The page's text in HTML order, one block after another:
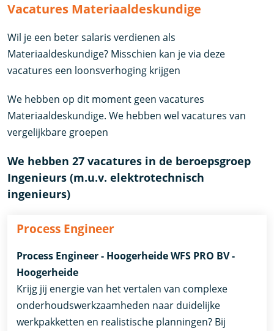
Vacatures Materiaaldeskundige
Wil je een beter salaris verdienen als
Materiaaldeskundige? Misschien kan je via deze
vacatures een loonsverhoging krijgen
We hebben op dit moment geen vacatures
Materiaaldeskundige. We hebben wel vacatures van
vergelijkbare groepen
We hebben 27 vacatures in de beroepsgroep
Ingenieurs (m.u.v. elektrotechnisch
ingenieurs)
Process Engineer
Process Engineer - Hoogerheide WFS PRO BV -
Hoogerheide
Krijg jij energie van het vertalen van complexe
onderhoudswerkzaamheden naar duidelijke
werkpakketten en realistische planningen? Bij